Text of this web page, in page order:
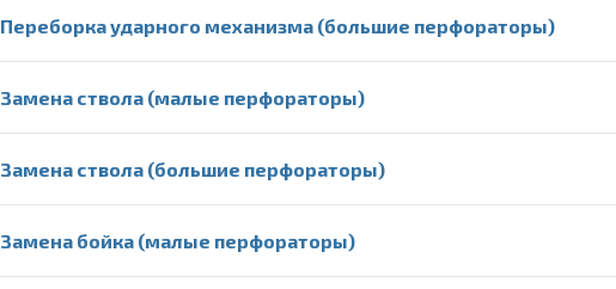
Переборка ударного механизма (большие перфораторы)
Замена ствола (малые перфораторы)
Замена ствола (большие перфораторы)
Замена бойка (малые перфораторы)